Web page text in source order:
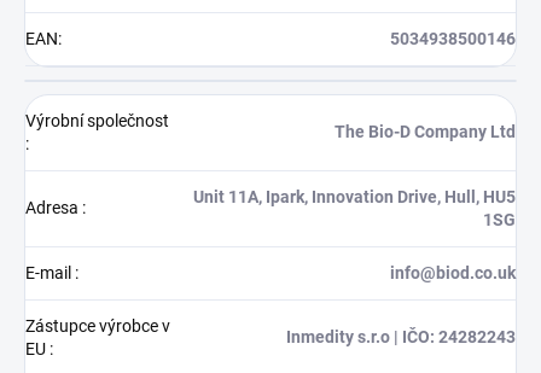
EAN: 5034938500146
Výrobní společnost
:
The Bio-D Company Ltd
Adresa :
Unit 11A, Ipark, Innovation Drive, Hull, HU5
1SG
E-mail : info@biod.co.uk
Zástupce výrobce v
EU :
Inmedity s.r.o | IČO: 24282243